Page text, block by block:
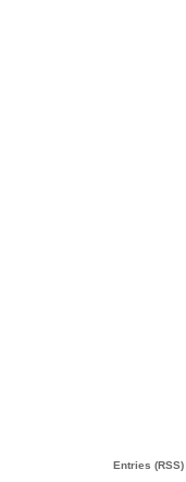
Entries (RSS)